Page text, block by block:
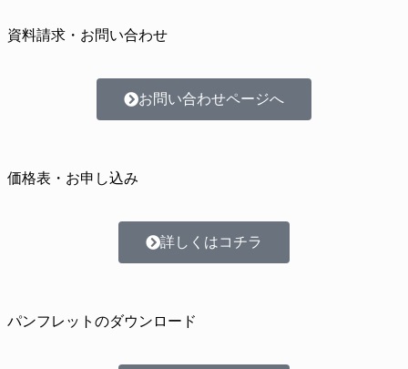
資料請求・お問い合わせ
お問い合わせページへ
価格表・お申し込み
詳しくはコチラ
パンフレットのダウンロード